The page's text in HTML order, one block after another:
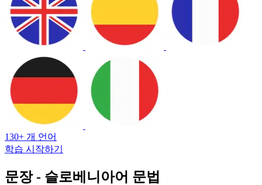
130+ 개 언어
학습 시작하기
문장 - 슬로베니아어 문법